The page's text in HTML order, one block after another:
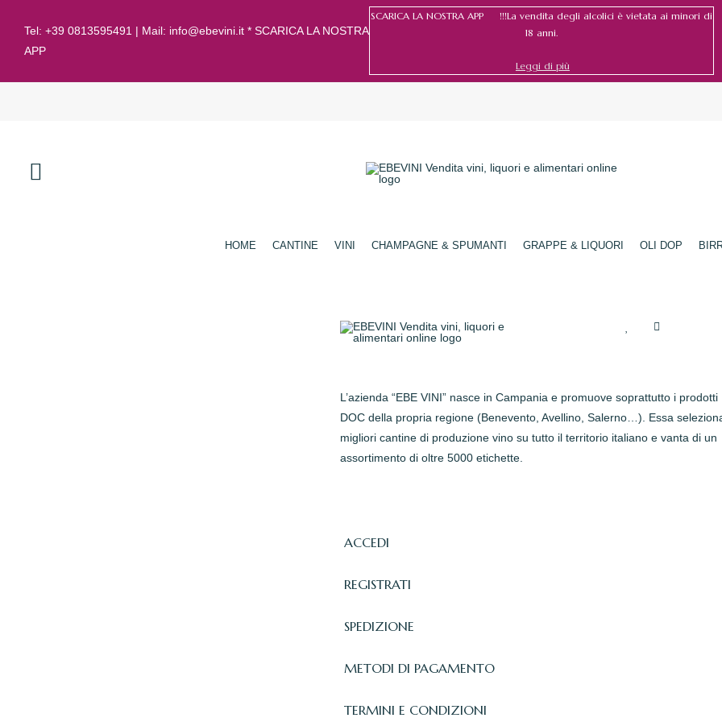
Tel: +39 0813595491 | Mail: info@ebevini.it * SCARICA LA NOSTRA
APP
SCARICA LA NOSTRA APP !!!La vendita degli alcolici è vietata ai minori di
18 anni.
Leggi di più
HOME CANTINE VINI CHAMPAGNE & SPUMANTI GRAPPE & LIQUORI OLI DOP
L’azienda “EBE VINI” nasce in Campania e promuove soprattutto i prodotti
DOC della propria regione (Benevento, Avellino, Salerno…). Essa
migliori cantine di produzione vino su tutto il territorio italiano e vanta di un
assortimento di oltre 5000 etichette.
ACCEDI
REGISTRATI
SPEDIZIONE
METODI DI PAGAMENTO
TERMINI E CONDIZIONI